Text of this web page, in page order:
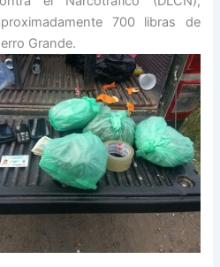
700 libras de
Grande.